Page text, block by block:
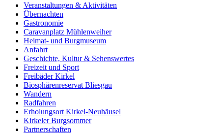
Veranstaltungen & Aktivitäten
Übernachten
Gastronomie
Caravanplatz Mühlenweiher
Heimat- und Burgmuseum
Anfahrt
Geschichte, Kultur & Sehenswertes
Freizeit und Sport
Freibäder Kirkel
Biosphärenreservat Bliesgau
Wandern
Radfahren
Erholungsort Kirkel-Neuhäusel
Kirkeler Burgsommer
Partnerschaften